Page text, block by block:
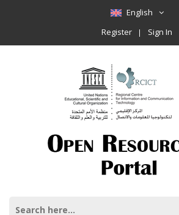
English
Register
Sign In